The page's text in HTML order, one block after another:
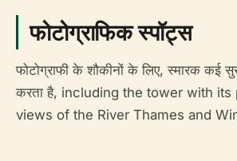
फोटोग्राफिक स्पॉट्स
फोटोग्राफी के शौकीनों के लिए, स्मारक कई
करता है, including the tower with its
views of the River Thames and